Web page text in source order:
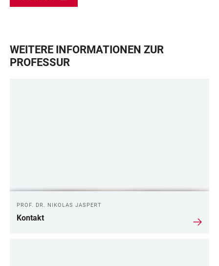
WEITERE INFORMATIONEN ZUR
PROFESSUR
PROF. DR. NIKOLAS JASPERT
Kontakt